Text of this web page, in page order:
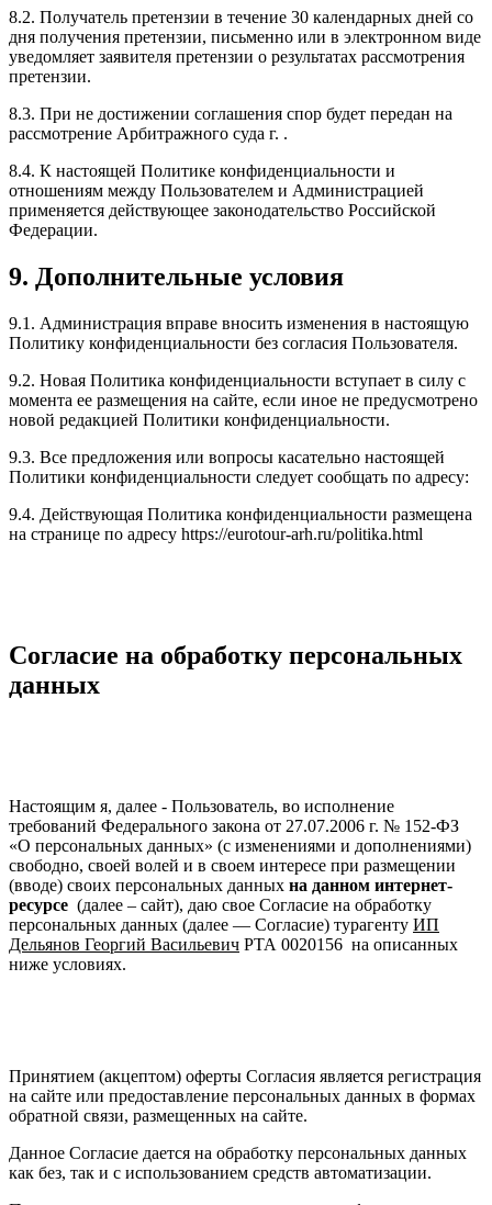
8.2. Получатель претензии в течение 30 календарных дней со
дня получения претензии, письменно или в электронном виде
уведомляет заявителя претензии о результатах рассмотрения
претензии.
8.3. При не достижении соглашения спор будет передан на
рассмотрение Арбитражного суда г. .
8.4. К настоящей Политике конфиденциальности и
отношениям между Пользователем и Администрацией
применяется действующее законодательство Российской
Федерации.
9. Дополнительные условия
9.1. Администрация вправе вносить изменения в настоящую
Политику конфиденциальности без согласия Пользователя.
9.2. Новая Политика конфиденциальности вступает в силу с
момента ее размещения на сайте, если иное не предусмотрено
новой редакцией Политики конфиденциальности.
9.3. Все предложения или вопросы касательно настоящей
Политики конфиденциальности следует сообщать по адресу:
9.4. Действующая Политика конфиденциальности размещена
на странице по адресу https://eurotour-arh.ru/politika.html
Согласие на обработку персональных
данных
Настоящим я, далее - Пользователь, во исполнение
требований Федерального закона от 27.07.2006 г. № 152-ФЗ
«О персональных данных» (с изменениями и дополнениями)
свободно, своей волей и в своем интересе при размещении
(вводе) своих персональных данных на данном интернет-
ресурсе (далее – сайт), даю свое Согласие на обработку
персональных данных (далее — Согласие) турагенту ИП
Дельянов Георгий Васильевич РТА 0020156 на описанных
ниже условиях.
Принятием (акцептом) оферты Согласия является регистрация
на сайте или предоставление персональных данных в формах
обратной связи, размещенных на сайте.
Данное Согласие дается на обработку персональных данных
как без, так и с использованием средств автоматизации.